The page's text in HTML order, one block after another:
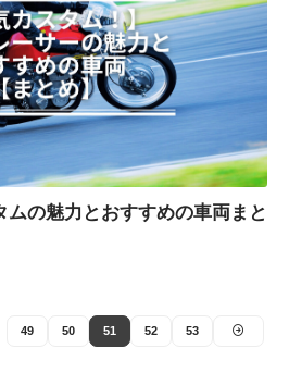
ムの魅力とおすすめの車両まと
49 50 51 52 53